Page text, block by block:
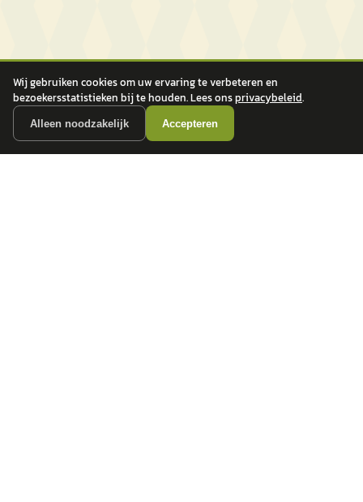
Wij gebruiken cookies om uw ervaring te verbeteren en
bezoekersstatistieken bij te houden. Lees onsprivacybeleid.
Alleen noodzakelijk Accepteren